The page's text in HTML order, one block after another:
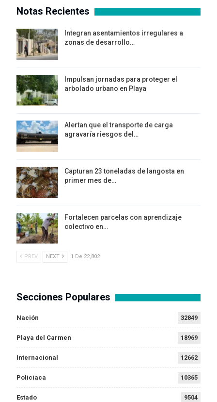
Notas Recientes
Integran asentamientos irregulares a
zonas de desarrollo…
Impulsan jornadas para proteger el
arbolado urbano en Playa
Alertan que el transporte de carga
agravaría riesgos del…
Capturan 23 toneladas de langosta en
primer mes de…
Fortalecen parcelas con aprendizaje
colectivo en…
PREV NEXT 1 De 22,802
Secciones Populares
Nación 32849
Playa del Carmen 18969
Internacional 12662
Policiaca 10365
Estado 9504